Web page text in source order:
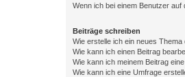
Wenn ich bei einem Benutzer
Beiträge schreiben
Wie erstelle ich ein neues Thema
Wie kann ich einen Beitrag
Wie kann ich meinem Beitrag
Wie kann ich eine Umfrage